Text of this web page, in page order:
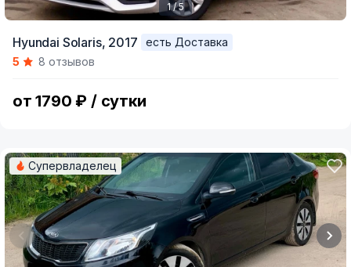
of
1 / 5
Hyundai Solaris, 2017
есть Доставка
5
8 отзывов
от 1790 ₽ / сутки
Супервладелец